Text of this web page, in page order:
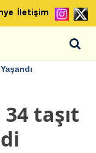
İletişim
taşıt